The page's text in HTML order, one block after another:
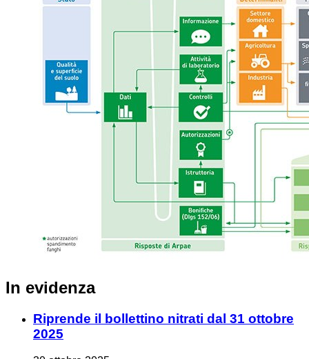
In evidenza
Riprende il bollettino nitrati dal 31 ottobre
2025